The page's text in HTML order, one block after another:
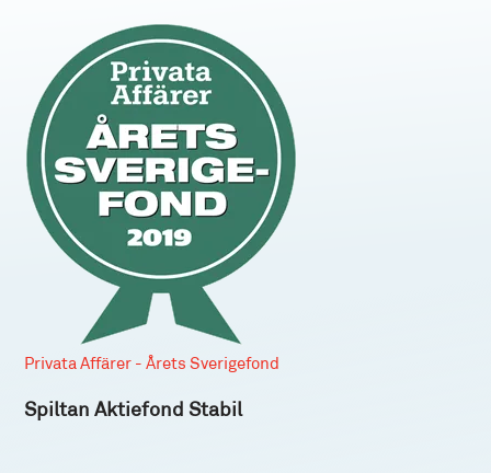
Privata Affärer - Årets Sverigefond
Spiltan Aktiefond Stabil